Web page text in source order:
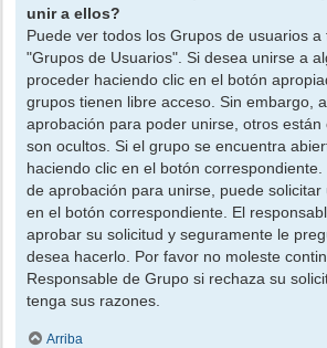
unir a ellos?
Puede ver todos los Grupos de usuarios
"Grupos de Usuarios". Si desea unirse a
proceder haciendo clic en el botón
grupos tienen libre acceso. Sin embargo,
aprobación para poder unirse, otros están
son ocultos. Si el grupo se encuentra
haciendo clic en el botón
de aprobación para unirse, puede solicitar
en el botón correspondiente. El
aprobar su solicitud y seguramente le
desea hacerlo. Por favor no moleste
Responsable de Grupo si rechaza su
tenga sus razones.
Arriba